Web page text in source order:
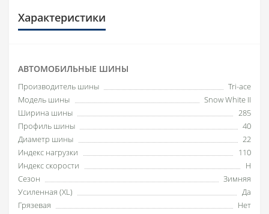
Характеристики
АВТОМОБИЛЬНЫЕ ШИНЫ
Производитель шины
Tri-ace
Модель шины
Snow White II
Ширина шины
285
Профиль шины
40
Диаметр шины
22
Индекс нагрузки
110
Индекс скорости
H
Сезон
Зимняя
Усиленная (XL)
Да
Грязевая
Нет